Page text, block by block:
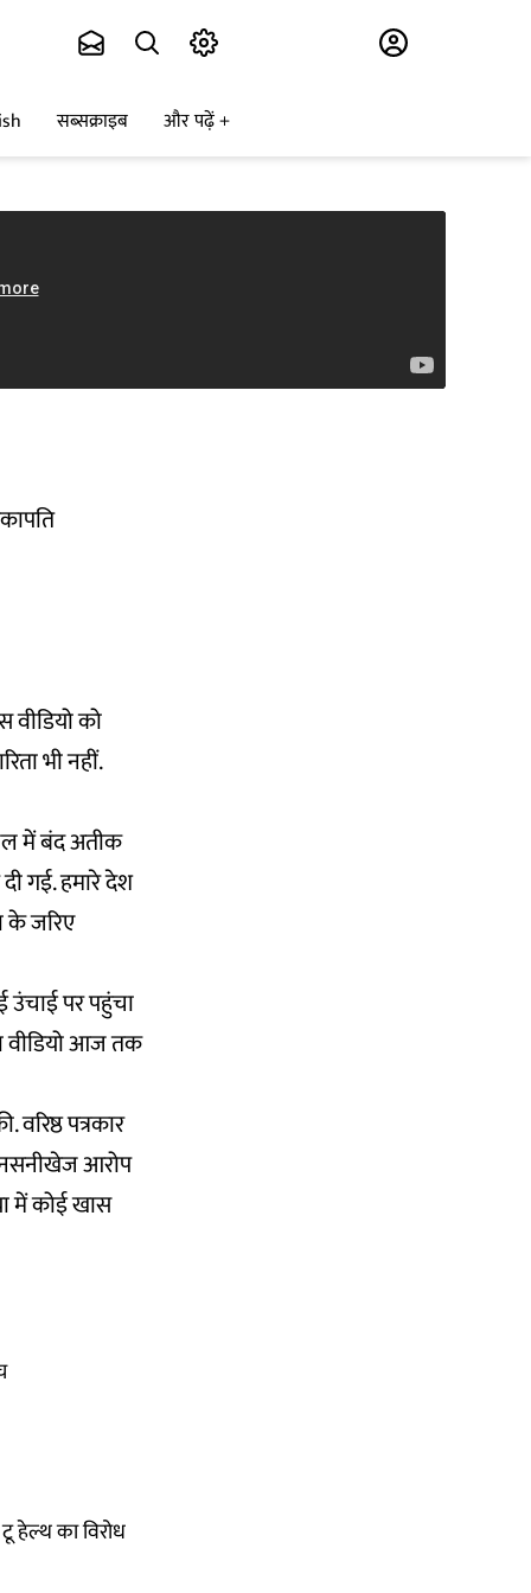
सब्सक्राइब और पढ़ें
को
भी नहीं.
में बंद अतीक
गई. हमारे देश
के जरिए
पर पहुंचा
वीडियो आज तक
पत्रकार
आरोप
में कोई खास
हेल्थ का विरोध